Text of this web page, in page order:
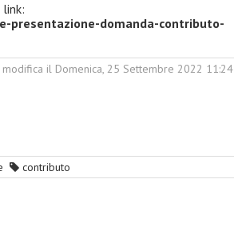
domanda-contributo-
modifica il Domenica, 25 Settembre 2022 11:24
contributo